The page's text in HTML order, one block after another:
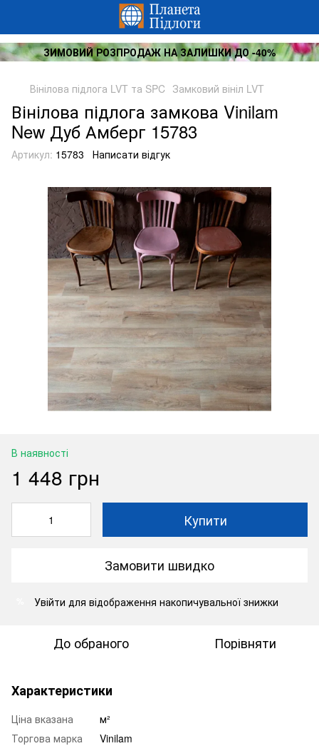
ЗИМОВИЙ РОЗПРОДАЖ НА ЗАЛИШКИ ДО -40%
Вінілова підлога LVT та SPC Замковий вініл LVT
Вінілова підлога замкова Vinilam
New Дуб Амберг 15783
Артикул: 15783 Написати відгук
В наявності
1 448 грн
Купити
Замовити швидко
Увійти для відображення накопичувальної знижки
До обраного Порівняти
Характеристики
Ціна вказана
м²
Торгова марка
Vinilam